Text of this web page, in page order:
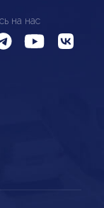
на нас